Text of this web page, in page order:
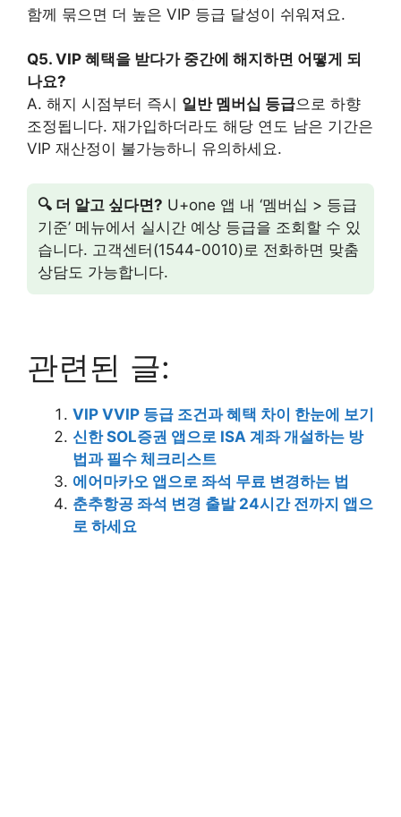
함께 묶으면 더 높은 VIP 등급 달성이 쉬워져요.
Q5. VIP 혜택을 받다가 중간에 해지하면 어떻게 되
나요?
A. 해지 시점부터 즉시 일반 멤버십 등급으로 하향
조정됩니다. 재가입하더라도 해당 연도 남은 기간은
VIP 재산정이 불가능하니 유의하세요.
🔍 더 알고 싶다면? U+one 앱 내 ‘멤버십 > 등급
기준’ 메뉴에서 실시간 예상 등급을 조회할 수 있
습니다. 고객센터(1544-0010)로 전화하면 맞춤
상담도 가능합니다.
관련된 글:
VIP VVIP 등급 조건과 혜택 차이 한눈에 보기
신한 SOL증권 앱으로 ISA 계좌 개설하는 방
법과 필수 체크리스트
에어마카오 앱으로 좌석 무료 변경하는 법
춘추항공 좌석 변경 출발 24시간 전까지 앱으
로 하세요